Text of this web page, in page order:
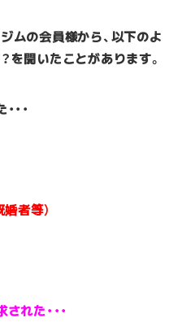
ムの会員様から、以下のよ
を聞いたことがあります。
・・
者等）
れた・・・